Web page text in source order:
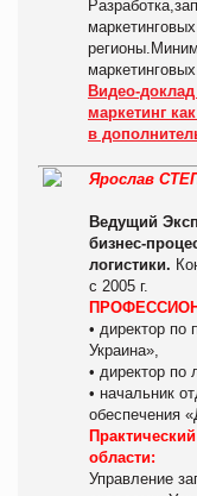
Видео-
маркетинг
в
Ярослав
Ведущий
бизнес-
логистики.
с 2005 г.
• директор по
Украина»,
• директор по
• начальник
обеспечения
области:
Управление